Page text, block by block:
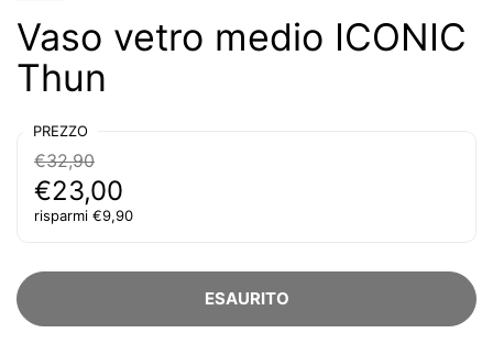
Vaso vetro medio ICONIC
Thun
PREZZO
€23,00
€32,90
risparmi €9,90
ESAURITO